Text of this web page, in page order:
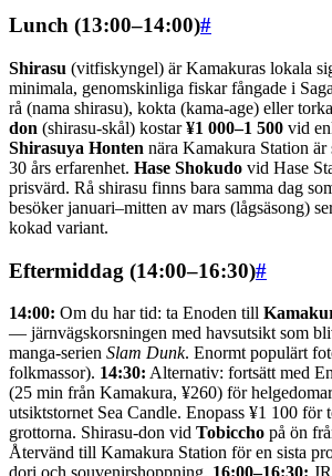
Lunch (13:00–14:00)#
Shirasu (vitfiskyngel) är Kamakuras lokala
minimala, genomskinliga fiskar fångade i
rå (nama shirasu), kokta (kama-age) eller
don (shirasu-skål) kostar¥1 000–1 500 vid
Shirasuya Honten nära Kamakura Station är
30 års erfarenhet. Hase Shokudo vid Hase
prisvärd. Rå shirasu finns bara samma dag
besöker januari–mitten av mars (lågsäsong)
kokad variant.
Eftermiddag (14:00–16:30)#
14:00: Om du har tid: ta Enoden till
— järnvägskorsningen med havsutsikt som
manga-serien Slam Dunk. Enormt populärt
folkmassor). 14:30: Alternativ: fortsätt med
(25 min från Kamakura, ¥260) för
utsiktstornet Sea Candle. Enopass ¥1 100 för
grottorna. Shirasu-don vid Tobiccho på ön
Återvänd till Kamakura Station för en sista